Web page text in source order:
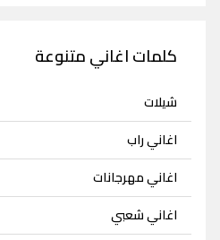
كلمات اغاني متنوعة
شيلات
اغاني راب
اغاني مهرجانات
اغاني شعبي